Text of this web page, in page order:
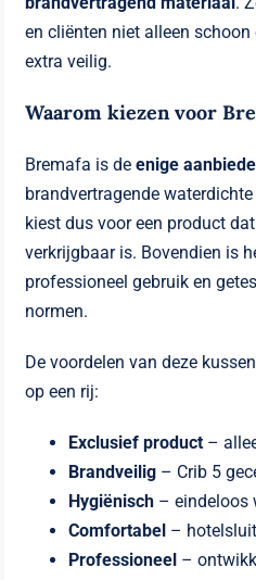
en cliënten niet alleen
extra veilig.
Waarom kiezen voor
Bremafa is deenige
brandvertragende
kiest dus voor een product
verkrijgbaar is. Bovendien is
professioneel gebruik en
normen.
De voordelen van deze
op een rij:
Exclusief product –
Brandveilig – Crib 5
Hygiënisch – eindeloos
Comfortabel –
Professioneel –